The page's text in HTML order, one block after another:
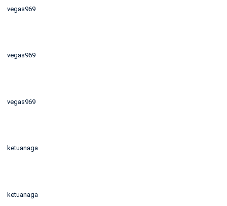
vegas969
vegas969
vegas969
ketuanaga
ketuanaga